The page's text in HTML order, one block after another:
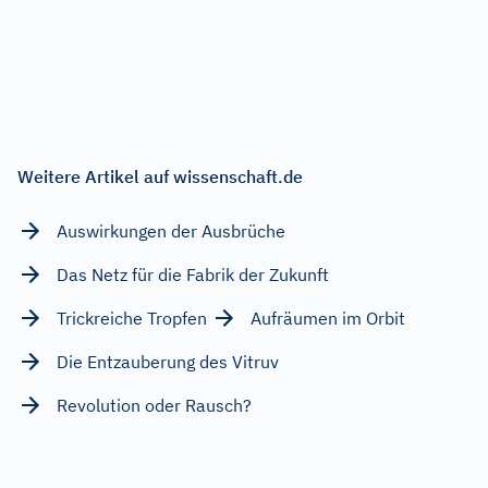
Weitere Artikel auf wissenschaft.de
Auswirkungen der Ausbrüche
Das Netz für die Fabrik der Zukunft
Trickreiche Tropfen
Aufräumen im Orbit
Die Entzauberung des Vitruv
Revolution oder Rausch?